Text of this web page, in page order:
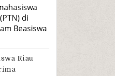
di
Beasiswa
Riau